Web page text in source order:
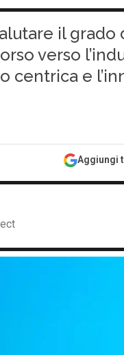
il
verso
centrica e
Aggiungi